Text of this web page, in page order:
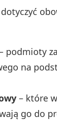
podmioty
na
– które
go do